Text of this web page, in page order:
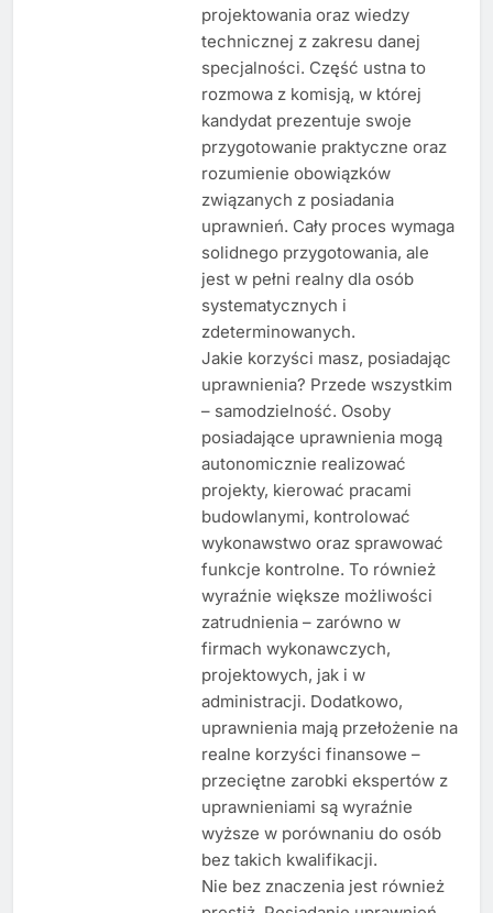
projektowania oraz wiedzy
technicznej z zakresu danej
specjalności. Część ustna to
rozmowa z komisją, w której
kandydat prezentuje swoje
przygotowanie praktyczne oraz
rozumienie obowiązków
związanych z posiadania
uprawnień. Cały proces wymaga
solidnego przygotowania, ale
jest w pełni realny dla osób
systematycznych i
zdeterminowanych.
Jakie korzyści masz, posiadając
uprawnienia? Przede wszystkim
– samodzielność. Osoby
posiadające uprawnienia mogą
autonomicznie realizować
projekty, kierować pracami
budowlanymi, kontrolować
wykonawstwo oraz sprawować
funkcje kontrolne. To również
wyraźnie większe możliwości
zatrudnienia – zarówno w
firmach wykonawczych,
projektowych, jak i w
administracji. Dodatkowo,
uprawnienia mają przełożenie na
realne korzyści finansowe –
przeciętne zarobki ekspertów z
uprawnieniami są wyraźnie
wyższe w porównaniu do osób
bez takich kwalifikacji.
Nie bez znaczenia jest również